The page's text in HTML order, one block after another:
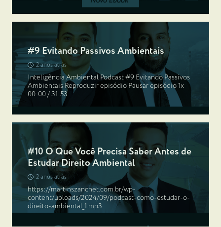
#9 Evitando Passivos Ambientais
2 anos atrás
Inteligência Ambiental Podcast #9 Evitando Passivos
Ambientais Reproduzir episódio Pausar episódio 1x
00:00 / 31:53
#10 O Que Você Precisa Saber Antes de
Estudar Direito Ambiental
2 anos atrás
https://martinszanchet.com.br/wp-
content/uploads/2024/09/podcast-como-estudar-o-
direito-ambiental_1.mp3